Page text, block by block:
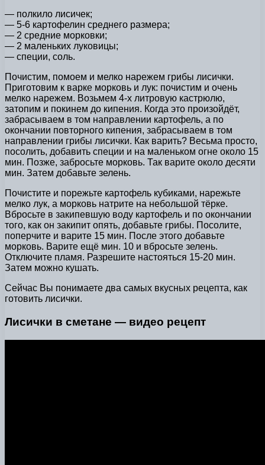
— полкило лисичек;
— 5-6 картофелин среднего размера;
— 2 средние морковки;
— 2 маленьких луковицы;
— специи, соль.
Почистим, помоем и мелко нарежем грибы лисички.
Приготовим к варке морковь и лук: почистим и очень
мелко нарежем. Возьмем 4‑х литровую кастрюлю,
затопим и покинем до кипения. Когда это произойдёт,
забрасываем в том направлении картофель, а по
окончании повторного кипения, забрасываем в том
направлении грибы лисички. Как варить? Весьма просто,
посолить, добавить специи и на маленьком огне около 15
мин. Позже, забросьте морковь. Так варите около десяти
мин. Затем добавьте зелень.
Почистите и порежьте картофель кубиками, нарежьте
мелко лук, а морковь натрите на небольшой тёрке.
Вбросьте в закипевшую воду картофель и по окончании
того, как он закипит опять, добавьте грибы. Посолите,
поперчите и варите 15 мин. После этого добавьте
морковь. Варите ещё мин. 10 и вбросьте зелень.
Отключите пламя. Разрешите настояться 15-20 мин.
Затем можно кушать.
Сейчас Вы понимаете два самых вкусных рецепта, как
готовить лисички.
Лисички в сметане — видео рецепт